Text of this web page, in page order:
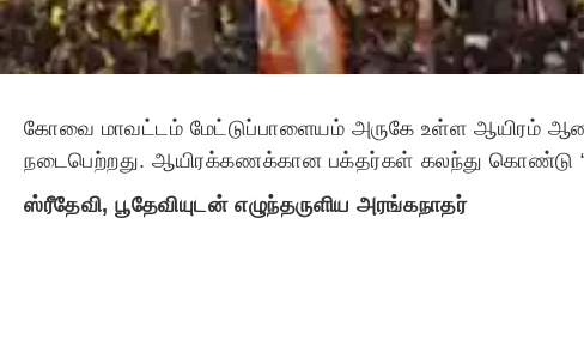
கோவை மாவட்டம் மேட்டுப்பாளையம் அருகே உள்ள ஆயிரம்
நடைபெற்றது. ஆயிரக்கணக்கான பக்தர்கள் கலந்து கொண்டு
ஸ்ரீதேவி, பூதேவியுடன் எழுந்தருளிய அரங்கநாதர்